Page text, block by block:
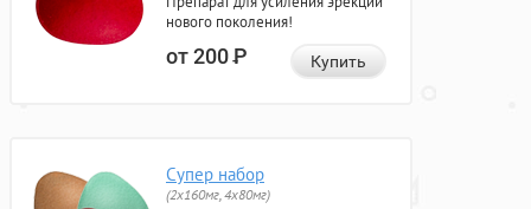
нового поколения!
от 200Р Купить
Супер набор
(2х160мг, 4х80мг)